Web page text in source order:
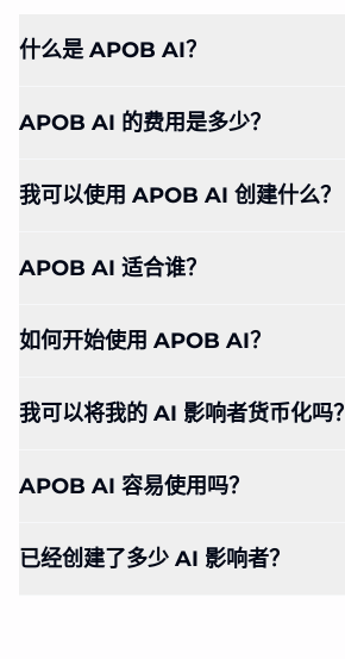
什么是 APOB AI？
APOB AI 的费用是多少？
我可以使用 APOB AI 创建什么？
APOB AI 适合谁？
如何开始使用 APOB AI？
我可以将我的 AI 影响者货币化吗？
APOB AI 容易使用吗？
已经创建了多少 AI 影响者？